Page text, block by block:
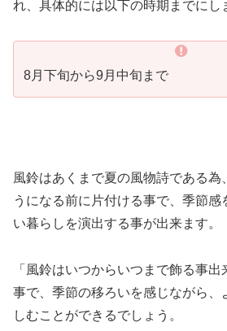
れ、具体的には以下の時期までにし
8月下旬から9月中旬まで
風鈴はあくまで夏の風物詩である為
うになる前に片付ける事で、季節感
い暮らしを演出する事が出来ます。
「風鈴はいつからいつまで飾る事出
事で、季節の移ろいを感じながら、
しむことができるでしょう。